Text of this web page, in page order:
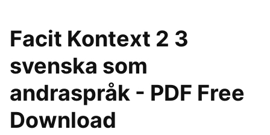
Facit Kontext 2 3
svenska som
andraspråk - PDF Free
Download